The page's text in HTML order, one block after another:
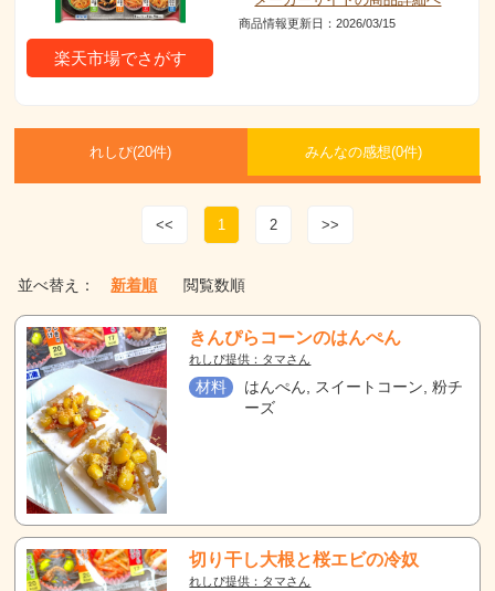
楽天市場でさがす
商品情報更新日：2026/03/15
れしぴ(20件) みんなの感想(0件)
<< 1 2 >>
並べ替え： 新着順 閲覧数順
きんぴらコーンのはんぺん
れしぴ提供：タマさん
材料
はんぺん, スイートコーン, 粉チ
ーズ
切り干し大根と桜エビの冷奴
れしぴ提供：タマさん